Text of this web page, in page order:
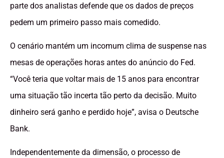
parte dos analistas defende que os dados de preços
pedem um primeiro passo mais comedido.
O cenário mantém um incomum clima de suspense nas
mesas de operações horas antes do anúncio do Fed.
“Você teria que voltar mais de 15 anos para encontrar
uma situação tão incerta tão perto da decisão. Muito
dinheiro será ganho e perdido hoje”, avisa o Deutsche
Bank.
Independentemente da dimensão, o processo de